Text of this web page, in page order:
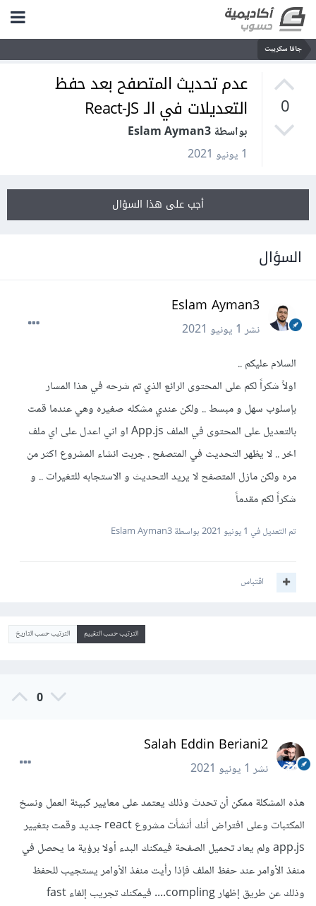
جافا سكريبت
0
عدم تحديث المتصفح بعد حفظ
التعديلات في الـ React-JS
بواسطة Eslam Ayman3
1 يونيو 2021
أجب على هذا السؤال
السؤال
Eslam Ayman3
نشر1 يونيو 2021
السلام عليكم ..
اولاً شكراً لكم على المحتوى الرائع الذي تم شرحه في هذا المسار
بإسلوب سهل و مبسط .. ولكن عندي مشكله صغيره وهي عندما قمت
بالتعديل على المحتوى في الملف App.js او اني اعدل على اي ملف
اخر .. لا يظهر التحديث في المتصفح . جربت انشاء المشروع اكثر من
مره ولكن مازل المتصفح لا يريد التحديث و الاستجابه للتغيرات .. و
شكراً لكم مقدماً
تم التعديل في 1 يونيو 2021 بواسطة Eslam Ayman3
اقتباس
الترتيب حسب التقييم الترتيب حسب التاريخ
0
Salah Eddin Beriani2
نشر1 يونيو 2021
هذه المشكلة ممكن أن تحدث وذلك يعتمد على معايير كبيئة العمل ونسخ
المكتبات وعلى افتراض أنك أنشأت مشروع react جديد وقمت بتغيير
app.js ولم يعاد تحميل الصفحة فيمكنك البدء أولا برؤية ما يحصل في
منفذ الأوامر عند حفظ الملف فإذا رأيت منفذ الأوامر يستجيب للحفظ
وذلك عن طريق إظهار compling.... فيمكنك تجريب إلغاء fast